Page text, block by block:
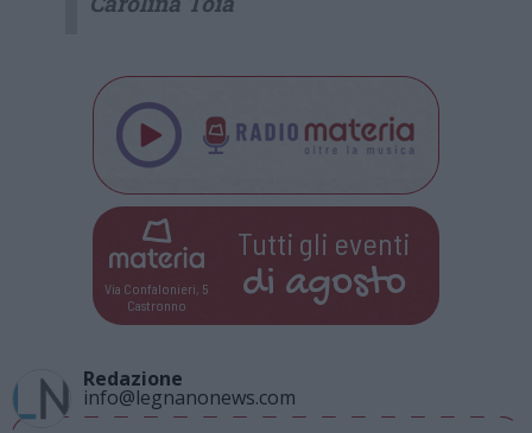
Via Confalonieri, 5
Castronno
Tutti gli eventi
di agosto
Redazione
info@legnanonews.com